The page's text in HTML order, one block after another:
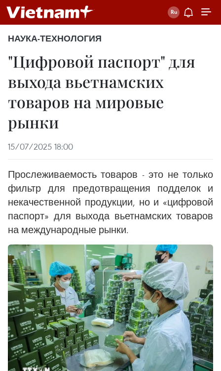
НАУКА-ТЕХНОЛОГИЯ
"Цифровой паспорт" для
выхода вьетнамских
товаров на мировые
рынки
15/07/2025 18:00
Прослеживаемость товаров - это не только
фильтр для предотвращения подделок и
некачественной продукции, но и «цифровой
паспорт» для выхода вьетнамских товаров
на международные рынки.